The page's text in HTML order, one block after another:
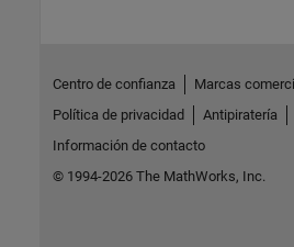
Centro de confianza
Marcas
Política de privacidad
Antipiratería
Información de contacto
© 1994-2026 The MathWorks, Inc.